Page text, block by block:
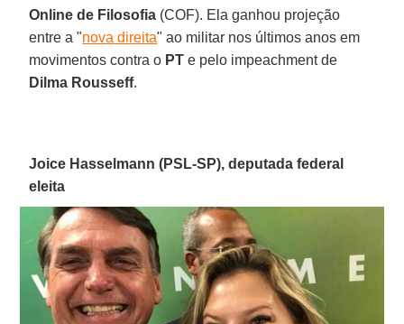
Online de Filosofia (COF). Ela ganhou projeção
entre a "nova direita" ao militar nos últimos anos em
movimentos contra o PT e pelo impeachment de
Dilma Rousseff.
Joice Hasselmann (PSL-SP), deputada federal
eleita